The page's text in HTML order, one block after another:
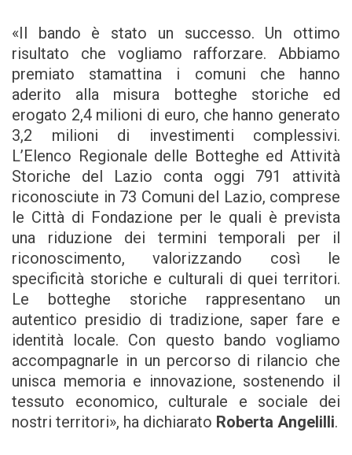
«Il bando è stato un successo. Un ottimo
risultato che vogliamo rafforzare. Abbiamo
premiato stamattina i comuni che hanno
aderito alla misura botteghe storiche ed
erogato 2,4 milioni di euro, che hanno generato
3,2 milioni di investimenti complessivi.
L’Elenco Regionale delle Botteghe ed Attività
Storiche del Lazio conta oggi 791 attività
riconosciute in 73 Comuni del Lazio, comprese
le Città di Fondazione per le quali è prevista
una riduzione dei termini temporali per il
riconoscimento, valorizzando così le
specificità storiche e culturali di quei territori.
Le botteghe storiche rappresentano un
autentico presidio di tradizione, saper fare e
identità locale. Con questo bando vogliamo
accompagnarle in un percorso di rilancio che
unisca memoria e innovazione, sostenendo il
tessuto economico, culturale e sociale dei
nostri territori», ha dichiarato Roberta Angelilli.